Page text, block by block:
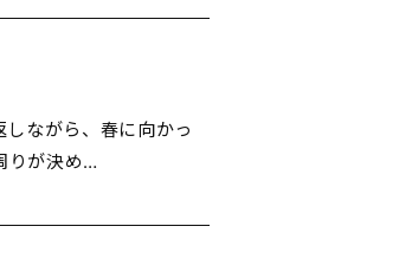
ながら、春に向かっ
りが決め…